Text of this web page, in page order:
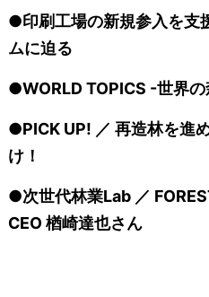
●印刷工場の新規参入を支
ムに迫る
●WORLD TOPICS -世界
●PICK UP! ／ 再造林を進
け！
●次世代林業Lab ／
CEO 楢崎達也さん